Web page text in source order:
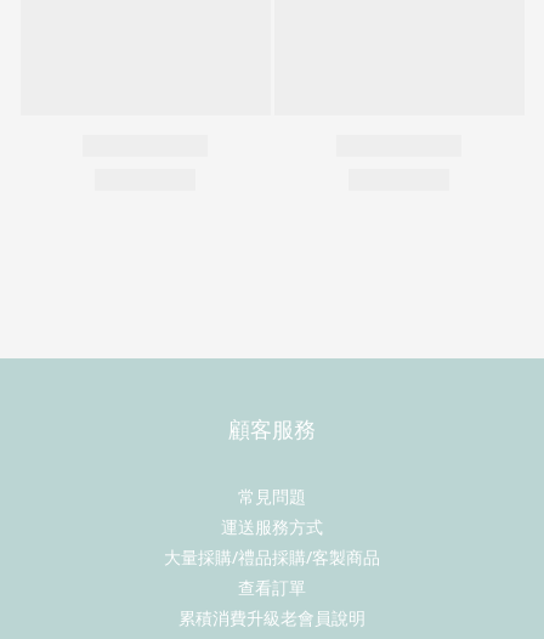
顧客服務
常見問題
運送服務方式
大量採購/禮品採購/客製商品
查看訂單
累積消費升級老會員說明